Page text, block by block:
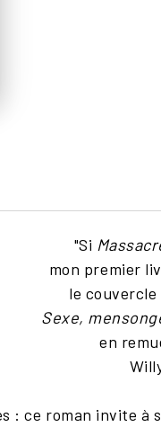
"Si
mon premier
le
Sexe,
en
: ce roman invite